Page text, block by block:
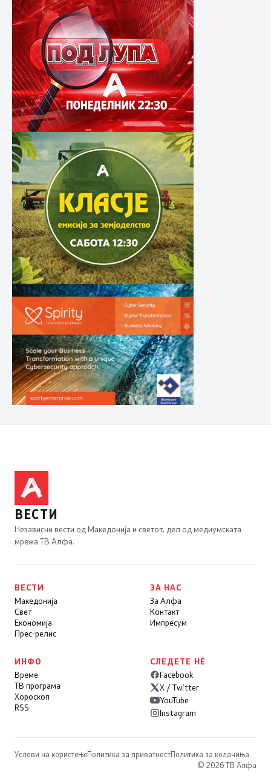
ВЕСТИ
Независни вести од Македонија и светот, дел од медиумската
мрежа ТВ Алфа.
ВЕСТИ
Македонија
Свет
Економија
Прес-релис
ЗА НАС
За Алфа
Контакт
Импресум
ИНФО
Време
ТВ програма
Хороскоп
RSS
СЛЕДЕТЕ НÉ
Facebook
X / Twitter
YouTube
Instagram
Услови на користењеПолитика за приватностПолитика за колачиња
© 2026 ТВ Алфа